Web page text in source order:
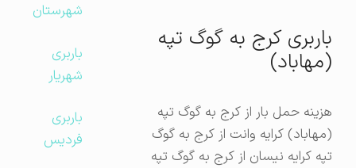
باربری کرج به گوگ تپه
(مهاباد)
هزینه حمل بار از کرج به گوگ تپه
(مهاباد) کرایه وانت از کرج به گوگ
تپه کرایه نیسان از کرج به گوگ تپه
شهرستان
باربری
شهریار
باربری
فردیس